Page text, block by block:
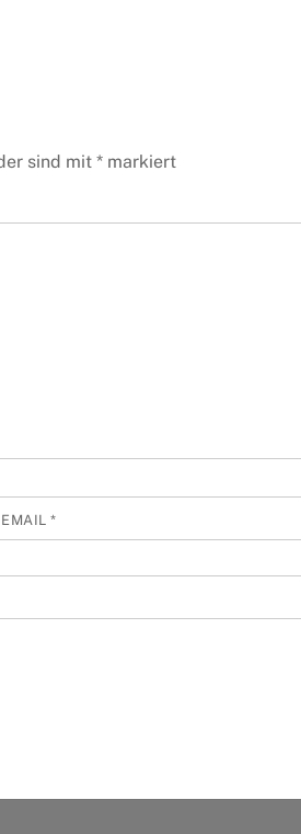
sind mit * markiert
EMAIL*